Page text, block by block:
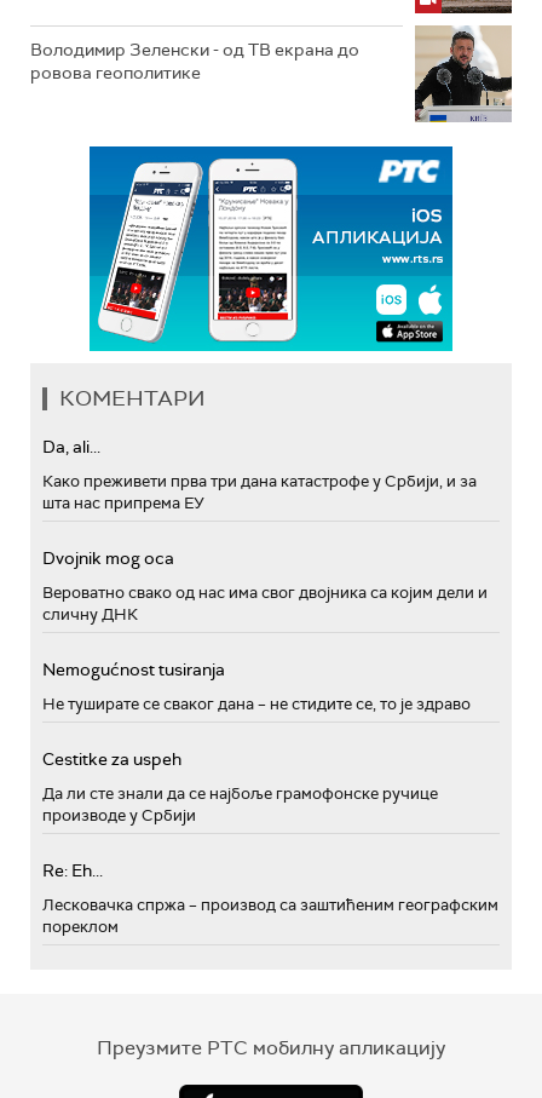
Володимир Зеленски - од ТВ екрана до
ровова геополитике
КОМЕНТАРИ
Da, ali...
Како преживети прва три дана катастрофе у Србији, и за
шта нас припрема ЕУ
Dvojnik mog oca
Вероватно свако од нас има свог двојника са којим дели и
сличну ДНК
Nemogućnost tusiranja
Не туширате се сваког дана – не стидите се, то је здраво
Cestitke za uspeh
Да ли сте знали да се најбоље грамофонске ручице
производе у Србији
Re: Eh...
Лесковачка спржа – производ са заштићеним географским
пореклом
Преузмите РТС мобилну апликацију